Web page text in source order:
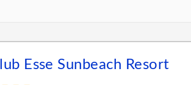
Esse Sunbeach Resort